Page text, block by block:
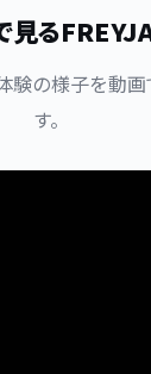
見る
験の様子を動
す。